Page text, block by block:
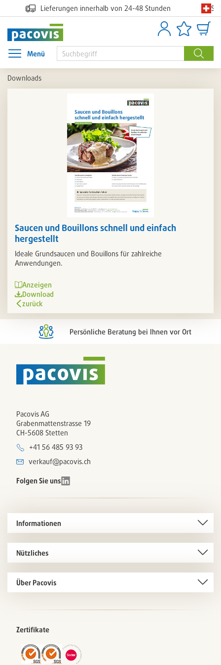
Lieferungen innerhalb von 24-48 Stunden
Suche
AnmeldenArtikellisten
Menü
Menü öffnen
Downloads
Saucen und Bouillons schnell und einfach
hergestellt
Ideale Grundsaucen und Bouillons für zahlreiche
Anwendungen.
Anzeigen
Download
zurück
Persönliche Beratung bei Ihnen vor Ort
Pacovis AG
Grabenmattenstrasse 19
CH-5608 Stetten
+41 56 485 93 93
verkauf@pacovis.ch
Folgen Sie uns
Informationen
Nützliches
Über Pacovis
Zertifikate